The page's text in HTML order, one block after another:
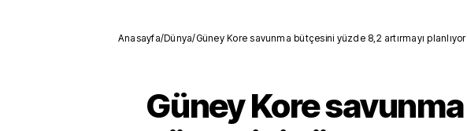
Anasayfa/Dünya/Güney Kore savunma bütçesini yüzde 8,2 artırmayı planlıyor
Güney Kore savunma